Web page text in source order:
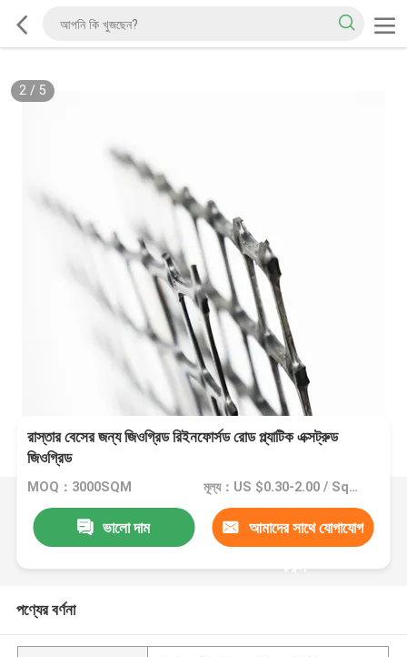
2/ 5
রাস্তার বেসের জন্য জিওগ্রিড রিইনফোর্সড রোড প্ল্যাটিক এক্সট্রুড
জিওগ্রিড
MOQ：3000SQM মূল্য：US $0.30-2.00 / Square Meter
ভালো দাম আমাদের সাথে যোগাযোগ
করুন
পণ্যের বর্ণনা